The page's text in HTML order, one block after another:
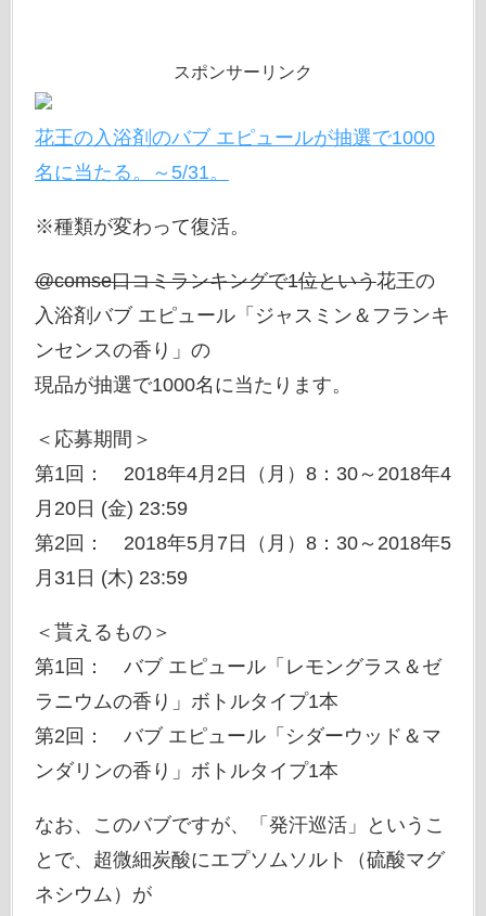
スポンサーリンク
花王の入浴剤のバブ エピュールが抽選で1000
名に当たる。～5/31。
※種類が変わって復活。
@comse口コミランキングで1位という花王の
入浴剤バブ エピュール「ジャスミン＆フランキ
ンセンスの香り」の
現品が抽選で1000名に当たります。
＜応募期間＞
第1回： 2018年4月2日（月）8：30～2018年4
月20日 (金) 23:59
第2回： 2018年5月7日（月）8：30～2018年5
月31日 (木) 23:59
＜貰えるもの＞
第1回： バブ エピュール「レモングラス＆ゼ
ラニウムの香り」ボトルタイプ1本
第2回： バブ エピュール「シダーウッド＆マ
ンダリンの香り」ボトルタイプ1本
なお、このバブですが、「発汗巡活」というこ
とで、超微細炭酸にエプソムソルト（硫酸マグ
ネシウム）が